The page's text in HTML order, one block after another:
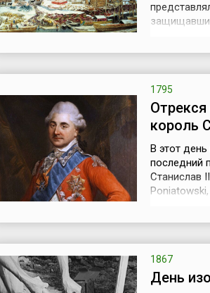
высоком
1795
король
В этот день
последний
Станислав
1867
День